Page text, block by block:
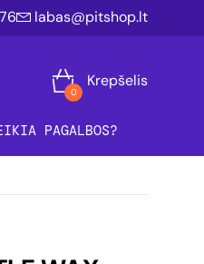
labas@pitshop.lt
0
Krepšelis
PAGALBOS?